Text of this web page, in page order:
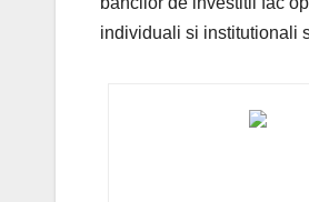
individuali si institutionali